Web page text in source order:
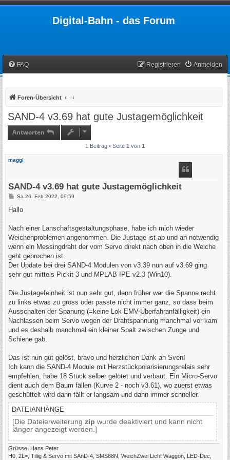
Digital-Bahn - das Forum
FAQ Anmelden
Registrieren
Foren-Übersicht
SAND-4 v3.69 hat gute Justagemöglichkeit
Antworten
1 Beitrag • Seite 1 von 1
maggi
SAND-4 v3.69 hat gute Justagemöglichkeit
B
i
a
Sa 26. Feb 2022, 09:59
Hallo
Nach einer Lanschaftsgestaltungsphase, habe ich mich wieder
Weichenproblemen angenommen. Die Justage ist ab und an notwendig
wenn ein Messingdraht der vom Servo direkt nach oben in die Weiche
geht gebrochen ist.
Der Update bei drei SAND-4 Modulen von v3.39 nun auf v3.69 ging
sehr gut mittels Pickit 3 und MPLAB IPE v2.3 (Win10).
Die Justagefeinheit ist nun sehr gut, denn früher war die Spanne recht
zu links etwas zu gross oder passte nicht immer ganz, so dass beim
Ausschalten der Spanung (=keine Lok EMV-Überfahranfälligkeit) ein
Nachlassen beim Servo wegen der Drahtspannung manchmal vor kam
und es deshalb manchmal ein kleiner Spalt zwischen Zunge und
Schiene gab.
Das ist nun gut gelöst, bravo und herzlichen Dank an Sven!
Ich kann die SAND-4 Module mit Herzstückpolarisierungsrelais sehr
empfehlen, habe 18 Stück selber gelötet und verbaut. Ein Micro-Servo
dient auch dem Baum fällen (Kurve 2 - noch v3.61), wo zuerst etwas
geschüttelt wird dann fällt er langsam und dann immer schneller.
DATEIANHÄNGE
[Die Dateierweiterung zip wurde deaktiviert und kann nicht
länger angezeigt werden.]
Grüsse, Hans Peter
H0, 2L=, Tillig & Servo mit SAnD-4, SMS88N, WeichZwei Licht Waggon, LED-Dec,